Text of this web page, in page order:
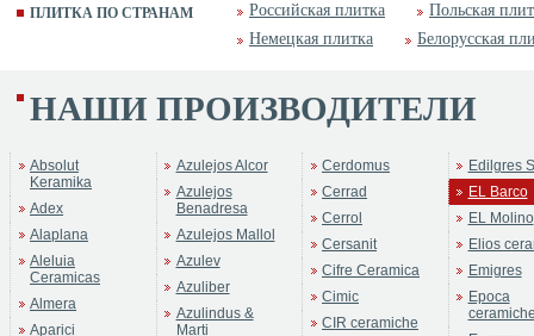
ПЛИТКА ПО СТРАНАМ Российская плитка
Польская
Немецкая плитка
Белорусская
НАШИ ПРОИЗВОДИТЕЛИ
Absolut
Keramika
Adex
Alaplana
Aleluia
Ceramicas
Almera
Aparici
Azulejos Alcor
Azulejos
Benadresa
Azulejos Mallol
Azulev
Azuliber
Azulindus &
Marti
Cerdomus
Cerrad
Cerrol
Cersanit
Cifre Ceramica
Cimic
CIR ceramiche
Edilgres
EL Barco
EL Molino
Elios
Emigres
Epoca